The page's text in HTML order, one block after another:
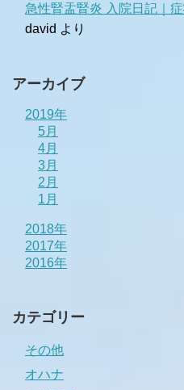
急性腎盂腎炎 入院日記｜
david より
アーカイブ
2019年
5月
4月
3月
2月
1月
2018年
2017年
2016年
カテゴリー
その他
オハナ